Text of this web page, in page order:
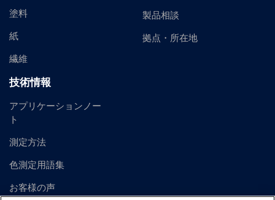
塗料
紙
繊維
技術情報
アプリケーションノー
ト
測定方法
色測定用語集
お客様の声
製品相談
拠点・所在地